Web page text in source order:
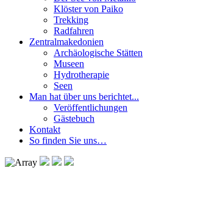
Klöster von Paiko
Trekking
Radfahren
Zentralmakedonien
Archäologische Stätten
Museen
Hydrotherapie
Seen
Man hat über uns berichtet...
Veröffentlichungen
Gästebuch
Kontakt
So finden Sie uns…